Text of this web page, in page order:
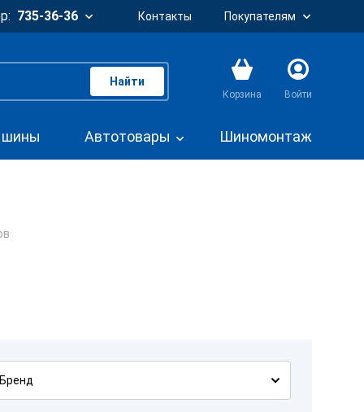
735-36-36 Контакты Покупателям
Найти
Корзина Войти
шины Автотовары Шиномонтаж
Бренд